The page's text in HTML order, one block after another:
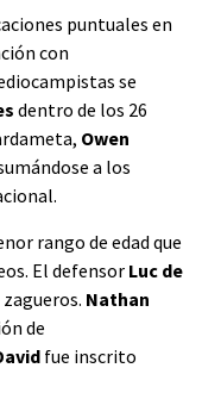
puntuales en
con
se
dentro de los 26
Owen
a los
rango de edad que
El defensor Luc de
Nathan
de
fue inscrito